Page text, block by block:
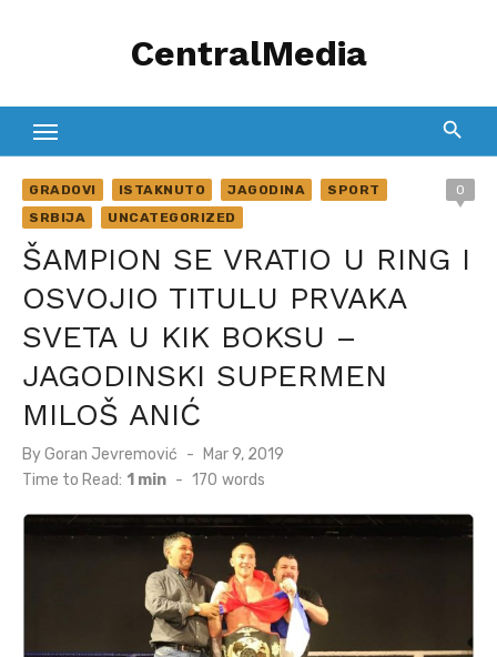
CentralMedia
GRADOVI ISTAKNUTO JAGODINA
SPORT
SRBIJA
UNCATEGORIZED
0
ŠAMPION SE VRATIO U RING I
OSVOJIO TITULU PRVAKA
SVETA U KIK BOKSU –
JAGODINSKI SUPERMEN
MILOŠ ANIĆ
ByGoran Jevremović
Posted
on
Mar 9, 2019
Time to Read: 1 min - 170 words